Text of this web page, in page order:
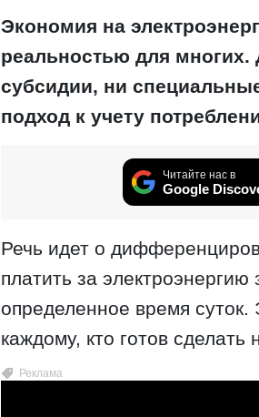
Экономия на
реальностью для
субсидии, ни
подход к учету
Читайте нас в
Google
Речь идет о
платить за
определенное время суток.
каждому, кто готов сделать